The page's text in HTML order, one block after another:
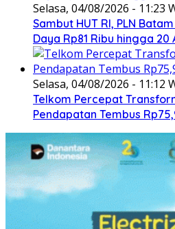
Selasa, 04/08/2026 - 11:23
Sambut HUT RI, PLN
Daya Rp81 Ribu hingga 20
Selasa, 04/08/2026 - 11:12
Telkom Percepat
Pendapatan Tembus